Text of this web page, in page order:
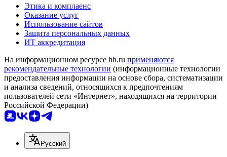
Этика и комплаенс
Оказание услуг
Использование сайтов
Защита персональных данных
ИТ аккредитация
На информационном ресурсе hh.ru применяются
рекомендательные технологии (информационные технологии
предоставления информации на основе сбора, систематизации
и анализа сведений, относящихся к предпочтениям
пользователей сети «Интернет», находящихся на территории
Российской Федерации)
Русский